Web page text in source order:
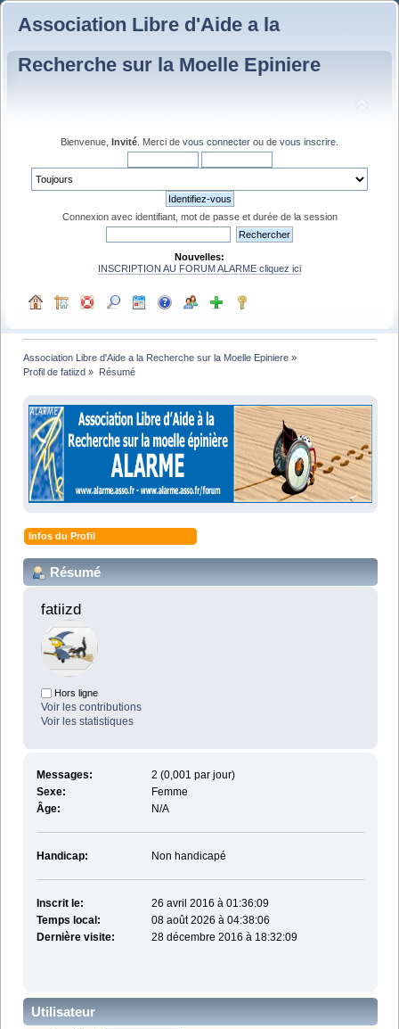
Association Libre d'Aide a la
Recherche sur la Moelle Epiniere
Bienvenue, Invité . Merci de vous connecter ou de vous inscrire
Connexion avec identifiant, mot de passe et durée de la session
Nouvelles:
INSCRIPTION AU FORUM ALARME cliquez ici
Association Libre d'Aide a la Recherche sur la Moelle Epiniere »
Profil de fatiizd » Résumé
Infos du Profil
Résumé
fatiizd
Hors ligne
Voir les contributions
Voir les statistiques
Messages:
2 (0,001 par jour)
Sexe:
Femme
Âge:
N/A
Handicap: Non handicapé
Inscrit le:
26 avril 2016 à 01:36:09
Temps local:
08 août 2026 à 04:38:06
Dernière visite:
28 décembre 2016 à 18:32:09
Utilisateur